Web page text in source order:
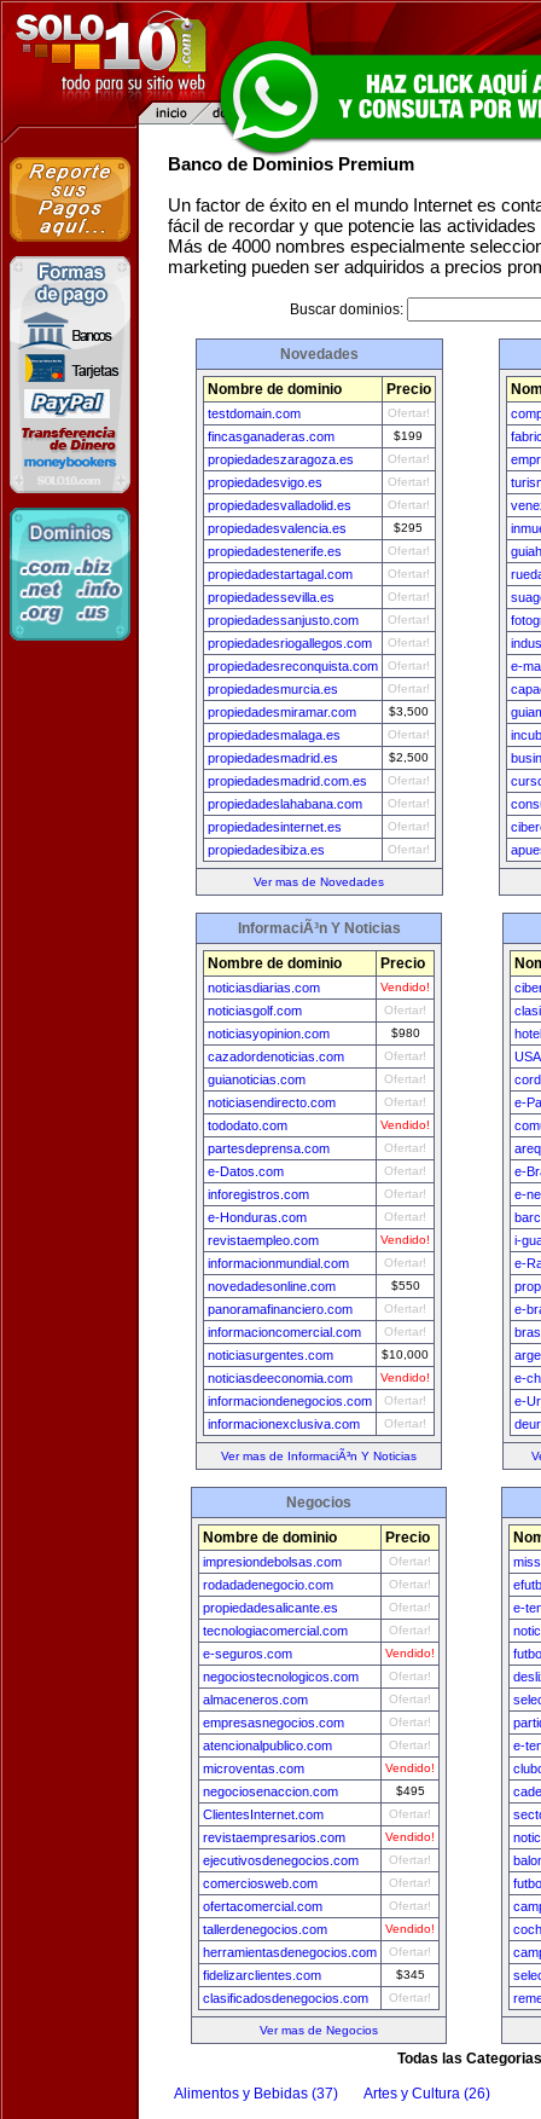
Banco de Dominios Premium
Un factor de éxito en el mundo Internet es
fácil de recordar y que potencie las
Más de 4000 nombres especialmente
marketing pueden ser adquiridos a precios
Buscar dominios:
Novedades
Nombre de dominio Precio
testdomain.com Ofertar!
fincasganaderas.com $199
propiedadeszaragoza.es Ofertar!
propiedadesvigo.es Ofertar!
propiedadesvalladolid.es Ofertar!
propiedadesvalencia.es $295
propiedadestenerife.es Ofertar!
propiedadestartagal.com Ofertar!
propiedadessevilla.es Ofertar!
propiedadessanjusto.com Ofertar!
propiedadesriogallegos.com Ofertar!
propiedadesreconquista.com Ofertar!
propiedadesmurcia.es Ofertar!
propiedadesmiramar.com $3,500
propiedadesmalaga.es Ofertar!
propiedadesmadrid.es $2,500
propiedadesmadrid.com.es Ofertar!
propiedadeslahabana.com Ofertar!
propiedadesinternet.es Ofertar!
propiedadesibiza.es Ofertar!
Ver mas de Novedades
e-
InformaciÃ³n Y Noticias
Nombre de dominio Precio
noticiasdiarias.com Vendido!
noticiasgolf.com Ofertar!
noticiasyopinion.com $980
cazadordenoticias.com Ofertar!
guianoticias.com Ofertar!
noticiasendirecto.com Ofertar!
tododato.com Vendido!
partesdeprensa.com Ofertar!
e-Datos.com Ofertar!
inforegistros.com Ofertar!
e-Honduras.com Ofertar!
revistaempleo.com Vendido!
informacionmundial.com Ofertar!
novedadesonline.com $550
panoramafinanciero.com Ofertar!
informacioncomercial.com Ofertar!
noticiasurgentes.com $10,000
noticiasdeeconomia.com Vendido!
informaciondenegocios.com Ofertar!
informacionexclusiva.com Ofertar!
Ver mas de InformaciÃ³n Y Noticias
e-
e-
e-
i-
e-
e-
e-
e-
Negocios
Nombre de dominio Precio
impresiondebolsas.com Ofertar!
rodadadenegocio.com Ofertar!
propiedadesalicante.es Ofertar!
tecnologiacomercial.com Ofertar!
e-seguros.com Vendido!
negociostecnologicos.com Ofertar!
almaceneros.com Ofertar!
empresasnegocios.com Ofertar!
atencionalpublico.com Ofertar!
microventas.com Vendido!
negociosenaccion.com $495
ClientesInternet.com Ofertar!
revistaempresarios.com Vendido!
ejecutivosdenegocios.com Ofertar!
comerciosweb.com Ofertar!
ofertacomercial.com Ofertar!
tallerdenegocios.com Vendido!
herramientasdenegocios.com Ofertar!
fidelizarclientes.com $345
clasificadosdenegocios.com Ofertar!
Ver mas de Negocios
e-
e-
Todas las Categorias
Alimentos y Bebidas (37) Artes y Cultura (26)